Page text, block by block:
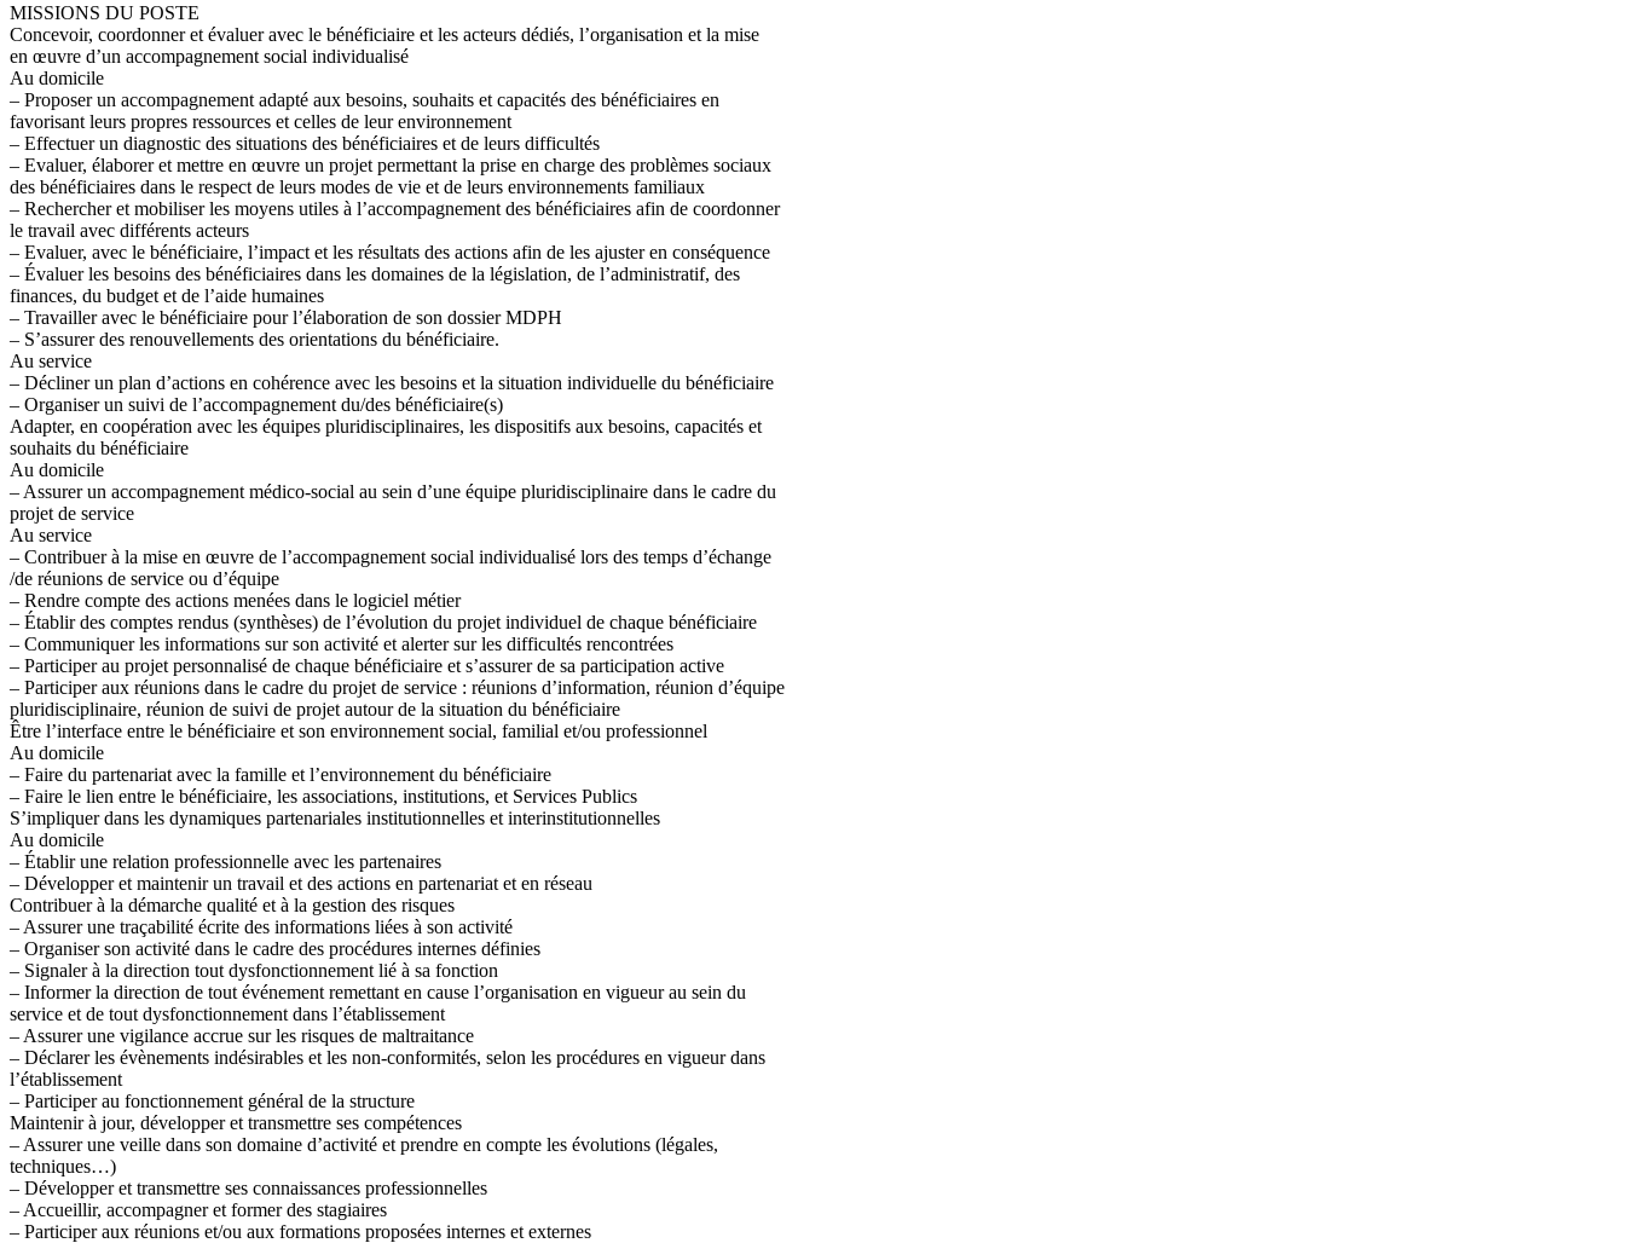
MISSIONS DU POSTE
Concevoir, coordonner et évaluer avec le bénéficiaire et les acteurs dédiés, l’organisation et la mise
en œuvre d’un accompagnement social individualisé
Au domicile
– Proposer un accompagnement adapté aux besoins, souhaits et capacités des bénéficiaires en
favorisant leurs propres ressources et celles de leur environnement
– Effectuer un diagnostic des situations des bénéficiaires et de leurs difficultés
– Evaluer, élaborer et mettre en œuvre un projet permettant la prise en charge des problèmes sociaux
des bénéficiaires dans le respect de leurs modes de vie et de leurs environnements familiaux
– Rechercher et mobiliser les moyens utiles à l’accompagnement des bénéficiaires afin de coordonner
le travail avec différents acteurs
– Evaluer, avec le bénéficiaire, l’impact et les résultats des actions afin de les ajuster en conséquence
– Évaluer les besoins des bénéficiaires dans les domaines de la législation, de l’administratif, des
finances, du budget et de l’aide humaines
– Travailler avec le bénéficiaire pour l’élaboration de son dossier MDPH
– S’assurer des renouvellements des orientations du bénéficiaire.
Au service
– Décliner un plan d’actions en cohérence avec les besoins et la situation individuelle du bénéficiaire
– Organiser un suivi de l’accompagnement du/des bénéficiaire(s)
Adapter, en coopération avec les équipes pluridisciplinaires, les dispositifs aux besoins, capacités et
souhaits du bénéficiaire
Au domicile
– Assurer un accompagnement médico-social au sein d’une équipe pluridisciplinaire dans le cadre du
projet de service
Au service
– Contribuer à la mise en œuvre de l’accompagnement social individualisé lors des temps d’échange
/de réunions de service ou d’équipe
– Rendre compte des actions menées dans le logiciel métier
– Établir des comptes rendus (synthèses) de l’évolution du projet individuel de chaque bénéficiaire
– Communiquer les informations sur son activité et alerter sur les difficultés rencontrées
– Participer au projet personnalisé de chaque bénéficiaire et s’assurer de sa participation active
– Participer aux réunions dans le cadre du projet de service : réunions d’information, réunion d’équipe
pluridisciplinaire, réunion de suivi de projet autour de la situation du bénéficiaire
Être l’interface entre le bénéficiaire et son environnement social, familial et/ou professionnel
Au domicile
– Faire du partenariat avec la famille et l’environnement du bénéficiaire
– Faire le lien entre le bénéficiaire, les associations, institutions, et Services Publics
S’impliquer dans les dynamiques partenariales institutionnelles et interinstitutionnelles
Au domicile
– Établir une relation professionnelle avec les partenaires
– Développer et maintenir un travail et des actions en partenariat et en réseau
Contribuer à la démarche qualité et à la gestion des risques
– Assurer une traçabilité écrite des informations liées à son activité
– Organiser son activité dans le cadre des procédures internes définies
– Signaler à la direction tout dysfonctionnement lié à sa fonction
– Informer la direction de tout événement remettant en cause l’organisation en vigueur au sein du
service et de tout dysfonctionnement dans l’établissement
– Assurer une vigilance accrue sur les risques de maltraitance
– Déclarer les évènements indésirables et les non-conformités, selon les procédures en vigueur dans
l’établissement
– Participer au fonctionnement général de la structure
Maintenir à jour, développer et transmettre ses compétences
– Assurer une veille dans son domaine d’activité et prendre en compte les évolutions (légales,
techniques…)
– Développer et transmettre ses connaissances professionnelles
– Accueillir, accompagner et former des stagiaires
– Participer aux réunions et/ou aux formations proposées internes et externes